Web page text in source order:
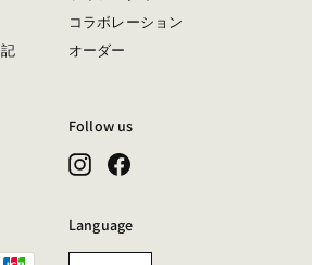
コラボレーション
オーダー
Follow us
InstagramFacebook
Language